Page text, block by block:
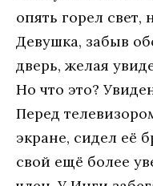
опять горел свет,
Девушка, забыв
дверь, желая
Но что это?
Перед
экране, сидел её
свой ещё более